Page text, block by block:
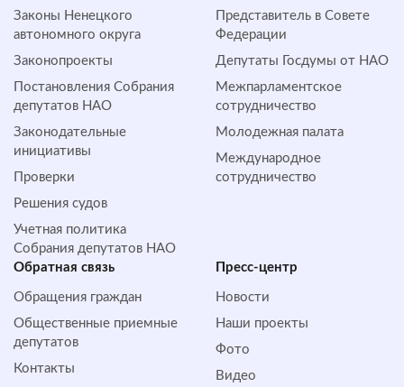
Законы Ненецкого
автономного округа
Законопроекты
Постановления Собрания
депутатов НАО
Законодательные
инициативы
Проверки
Решения судов
Учетная политика
Собрания депутатов НАО
Представитель в Совете
Федерации
Депутаты Госдумы от НАО
Межпарламентское
сотрудничество
Молодежная палата
Международное
сотрудничество
Обратная cвязь
Обращения граждан
Общественные приемные
депутатов
Контакты
Пресс-центр
Новости
Наши проекты
Фото
Видео